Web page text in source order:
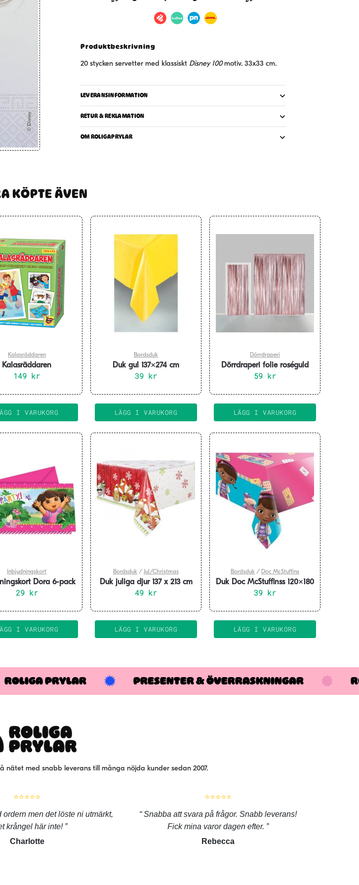
20-
Produktbeskrivning
20 stycken servetter med klassiskt Disney 100motiv. 33x33 cm.
LEVERANSINFORMATION
RETUR & REKLAMATION
OM ROLIGAPRYLAR
KÖPTE ÄVEN
Kalasräddaren
Kalasräddaren
149 kr
I VARUKORG
Bordsduk
Duk gul 137×274 cm
39 kr
LÄGG I VARUKORG
Dörrdraperi
Dörrdraperi folie roséguld
240 x 100 cm
59 kr
LÄGG I VARUKORG
Inbjudningskort
Dora 6-pack
29 kr
I VARUKORG
Bordsduk / Jul/Christmas
Duk juliga djur 137 x 213 cm
49 kr
LÄGG I VARUKORG
Bordsduk / Doc McStuffins
Duk Doc McStuffinss 120×180
cm
39 kr
LÄGG I VARUKORG
ROLIGA PRYLAR PRESENTER & ÖVERRASKNINGAR
nätet med snabb leverans till många nöjda kunder sedan 2007.
⭐⭐⭐⭐⭐
men det löste ni utmärkt,
krångel här inte!
Charlotte
⭐⭐⭐⭐⭐
Snabba att svara på frågor. Snabb leverans!
Fick mina varor dagen efter.
Rebecca